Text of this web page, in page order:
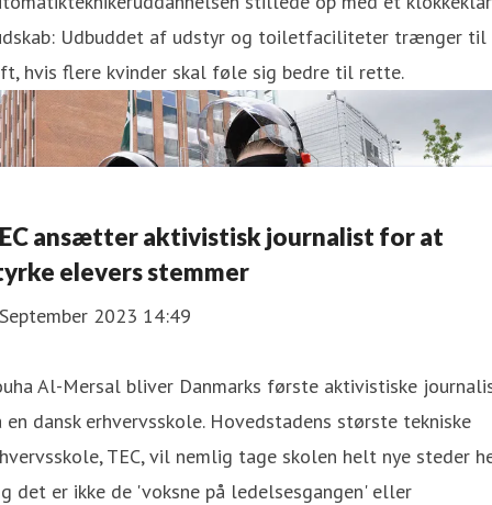
Udbuddet af udstyr og toiletfaciliteter trænger til
hvis flere kvinder skal føle sig bedre til rette.
ansætter aktivistisk journalist for at
elevers stemmer
2023 14:49
Al-Mersal bliver Danmarks første aktivistiske
en dansk erhvervsskole. Hovedstadens største tekniske
TEC, vil nemlig tage skolen helt nye steder
det er ikke de 'voksne på ledelsesgangen' eller